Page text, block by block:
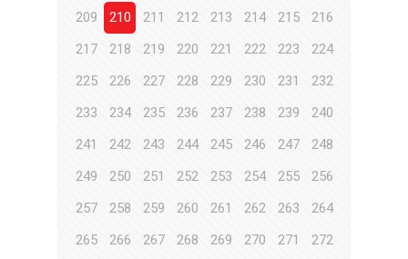
209
210 211 212 213 214 215
216
217
218 219 220 221 222 223
224
225
226 227 228 229 230 231
232
233
234 235 236 237 238 239
240
241
242 243 244 245 246 247
248
249
250 251 252 253 254 255
256
257
258 259 260 261 262 263
264
265
266 267 268 269 270 271
272